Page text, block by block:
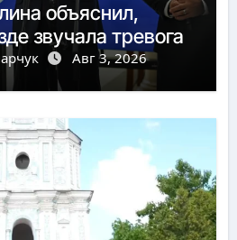
объяснил,
звучала тревога
Авг 3, 2026